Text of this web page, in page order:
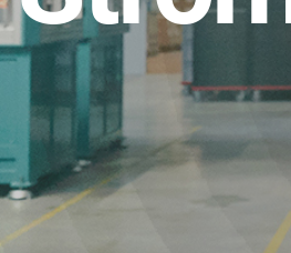
NEO CEE: Energieverteilung mit
effizient in der Installation,